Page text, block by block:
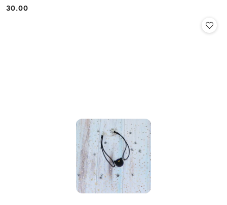
Cena:
30.00